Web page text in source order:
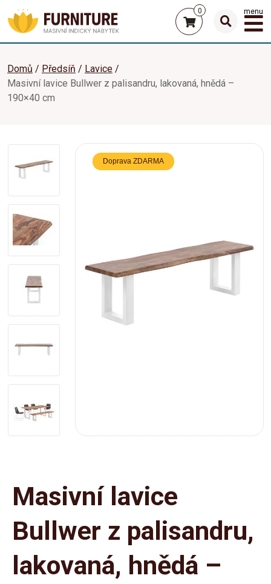
0 menu
Domů Předsíň
Lavice
Masivní lavice Bullwer z palisandru, lakovaná, hnědá –
190×40 cm
Doprava ZDARMA
Masivní lavice
Bullwer z palisandru,
lakovaná, hnědá –